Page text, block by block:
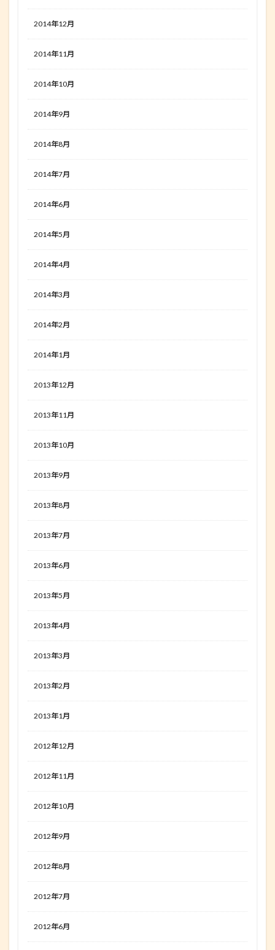
2014年12月
2014年11月
2014年10月
2014年9月
2014年8月
2014年7月
2014年6月
2014年5月
2014年4月
2014年3月
2014年2月
2014年1月
2013年12月
2013年11月
2013年10月
2013年9月
2013年8月
2013年7月
2013年6月
2013年5月
2013年4月
2013年3月
2013年2月
2013年1月
2012年12月
2012年11月
2012年10月
2012年9月
2012年8月
2012年7月
2012年6月